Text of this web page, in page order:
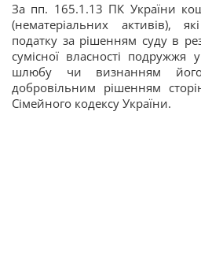
За пп. 165.1.13 ПК України
(нематеріальних активів),
податку за рішенням суду в
сумісної власності подружжя
шлюбу чи визнанням
добровільним рішенням
Сімейного кодексу України.